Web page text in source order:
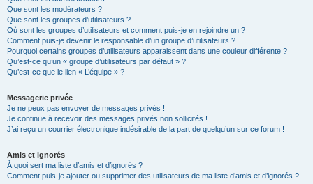
Que sont les modérateurs ?
Que sont les groupes d’utilisateurs ?
Où sont les groupes d’utilisateurs et comment puis-je en rejoindre un ?
Comment puis-je devenir le responsable d’un groupe d’utilisateurs ?
Pourquoi certains groupes d’utilisateurs apparaissent dans une couleur différente ?
Qu’est-ce qu’un « groupe d’utilisateurs par défaut » ?
Qu’est-ce que le lien « L’équipe » ?
Messagerie privée
Je ne peux pas envoyer de messages privés !
Je continue à recevoir des messages privés non sollicités !
J’ai reçu un courrier électronique indésirable de la part de quelqu’un sur ce forum !
Amis et ignorés
À quoi sert ma liste d’amis et d’ignorés ?
Comment puis-je ajouter ou supprimer des utilisateurs de ma liste d’amis et d’ignorés ?